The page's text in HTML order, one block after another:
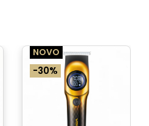
NOVO
-30%